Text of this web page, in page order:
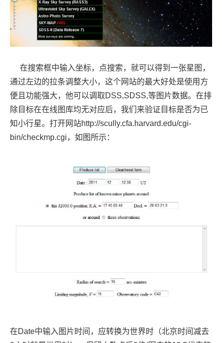
在搜索框中输入坐标，点搜索，就可以得到一张星图，
通过左边的拉条调整大小，这个网站的最大好处是使用方
便且功能强大，他可以调取DSS,SDSS,等图片数据。 在排
除目标在在线图库均无对应后，我们来验证目标是否为已
知小行星。打开网站http://scully.cfa.harvard.edu/cgi-
bin/checkmp.cgi，如图所示：
在Date中输入图片时间，应转换为世界时（北京时间减去